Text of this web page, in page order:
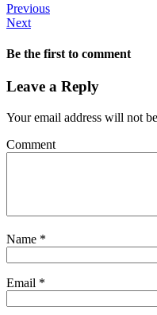
Previous
Next
Be the first to comment
Leave a Reply
Your email address will not
Comment
Name *
Email *